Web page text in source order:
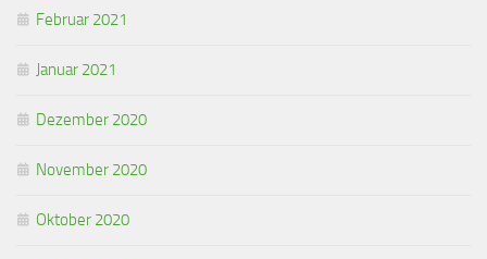
Februar 2021
Januar 2021
Dezember 2020
November 2020
Oktober 2020